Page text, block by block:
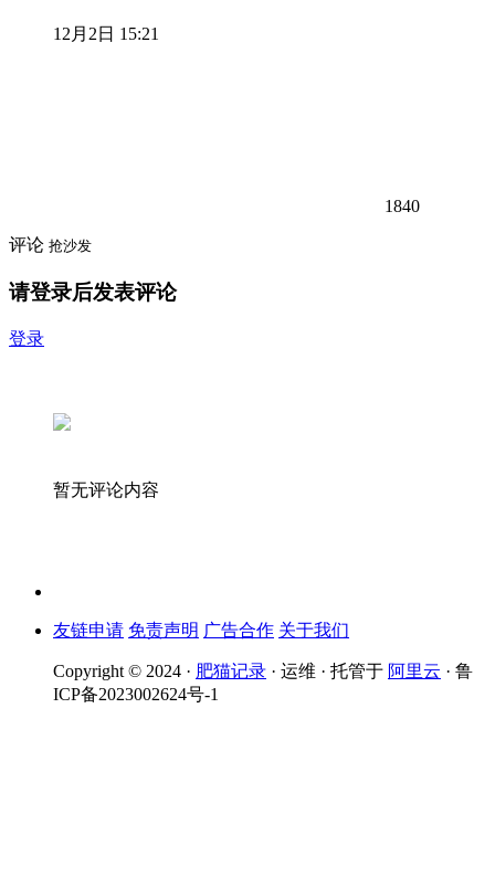
12月2日 15:21
1840
评论 抢沙发
请登录后发表评论
登录
暂无评论内容
友链申请 免责声明 广告合作 关于我们
Copyright © 2024 · 肥猫记录 · 运维 · 托管于 阿里云 · 鲁
ICP备2023002624号-1